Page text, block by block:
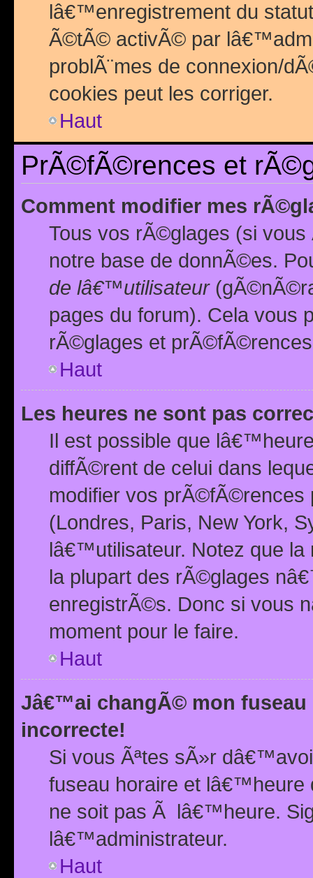
lâ€™enregistrement du
Ã©tÃ© activÃ© par
problÃ¨mes de connexion/
cookies peut les corriger.
Haut
PrÃ©fÃ©rences et
Comment modifier mes
Tous vos rÃ©glages (si
notre base de donnÃ©es.
de lâ€™utilisateur
pages du forum). Cela vous
rÃ©glages et
Haut
Les heures ne sont pas
Il est possible que
diffÃ©rent de celui dans
modifier vos prÃ©fÃ©rences
(Londres, Paris, New York,
lâ€™utilisateur. Notez que la
la plupart des rÃ©glages
enregistrÃ©s. Donc si vous
moment pour le faire.
Haut
Jâ€™ai changÃ© mon
incorrecte!
Si vous Ãªtes sÃ»r
fuseau horaire et
ne soit pas Ã lâ€™heure.
lâ€™administrateur.
Haut